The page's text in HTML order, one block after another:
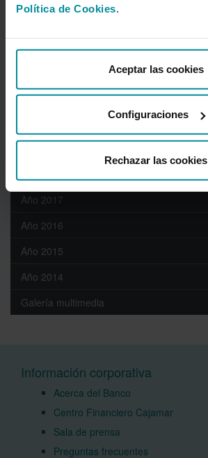
Política de Cookies
Aceptar las cookies
Configuraciones
Rechazar las cookies
Año 2023
Año 2021
Año 2017
Año 2016
Año 2015
Año 2014
Galería multimedia
Información corporativa
Acerca del Banco
Centro Financiero Cajamar
Sala de prensa
Preguntas frecuentes